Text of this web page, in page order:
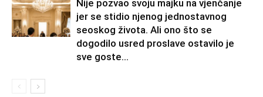
Nije pozvao svoju majku na vjenčanje
jer se stidio njenog jednostavnog
seoskog života. Ali ono što se
dogodilo usred proslave ostavilo je
sve goste...